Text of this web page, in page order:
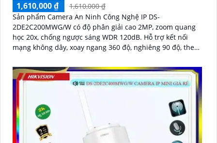
1,610,000 ₫
1,610,000 ₫
Sản phẩm Camera An Ninh Công Nghệ IP DS-
2DE2C200MWG/W có độ phân giải cao 2MP, zoom quang
học 20x, chống ngược sáng WDR 120dB. Hỗ trợ kết nối
mạng không dây, xoay ngang 360 độ, nghiêng 90 độ, theo